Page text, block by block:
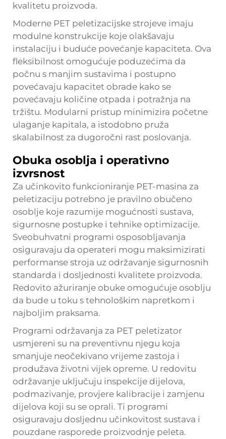
kvalitetu proizvoda.
Moderne PET peletizacijske strojeve imaju
modulne konstrukcije koje olakšavaju
instalaciju i buduće povećanje kapaciteta. Ova
fleksibilnost omogućuje poduzećima da
počnu s manjim sustavima i postupno
povećavaju kapacitet obrade kako se
povećavaju količine otpada i potražnja na
tržištu. Modularni pristup minimizira početne
ulaganje kapitala, a istodobno pruža
skalabilnost za dugoročni rast poslovanja.
Obuka osoblja i operativno
izvrsnost
Za učinkovito funkcioniranje PET-masina za
peletizaciju potrebno je pravilno obučeno
osoblje koje razumije mogućnosti sustava,
sigurnosne postupke i tehnike optimizacije.
Sveobuhvatni programi osposobljavanja
osiguravaju da operateri mogu maksimizirati
performanse stroja uz održavanje sigurnosnih
standarda i dosljednosti kvalitete proizvoda.
Redovito ažuriranje obuke omogućuje osoblju
da bude u toku s tehnološkim napretkom i
najboljim praksama.
Programi održavanja za PET peletizator
usmjereni su na preventivnu njegu koja
smanjuje neočekivano vrijeme zastoja i
produžava životni vijek opreme. U redovitu
održavanje uključuju inspekcije dijelova,
podmazivanje, provjere kalibracije i zamjenu
dijelova koji su se oprali. Ti programi
osiguravaju dosljednu učinkovitost sustava i
pouzdane rasporede proizvodnje peleta.